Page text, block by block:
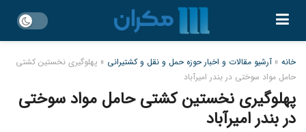
خانه » آرشیو مقالات و اخبار حوزه حمل و نقل و کشتیرانی » پهلوگیری نخستین کشتی
حامل مواد سوختی در بندر امیرآباد
پهلوگیری نخستین کشتی حامل مواد سوختی
در بندر امیرآباد